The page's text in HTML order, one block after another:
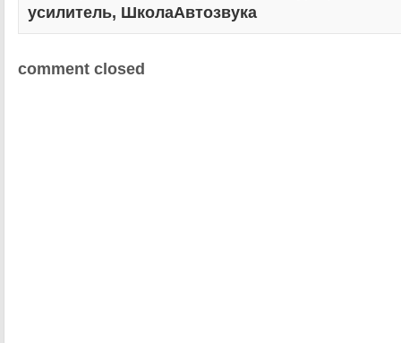
усилитель, ШколаАвтозвука
comment closed